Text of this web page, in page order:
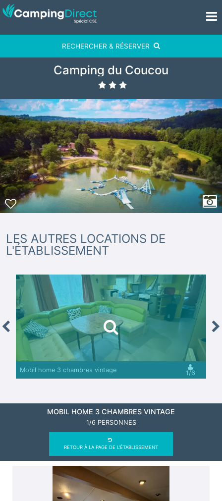
RECHERCHER & RÉSERVER
Camping du Coucou
LES AUTRES LOCATIONS DE
L'ÉTABLISSEMENT
Mobil home 3 chambres vintage 1/6
MOBIL HOME 3 CHAMBRES VINTAGE
1/6 PERSONNES
RETOUR À LA PAGE DE L'ÉTABLISSEMENT